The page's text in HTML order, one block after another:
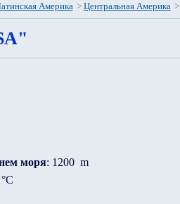
Америка > Центральная Америка >
моря: 1200 m